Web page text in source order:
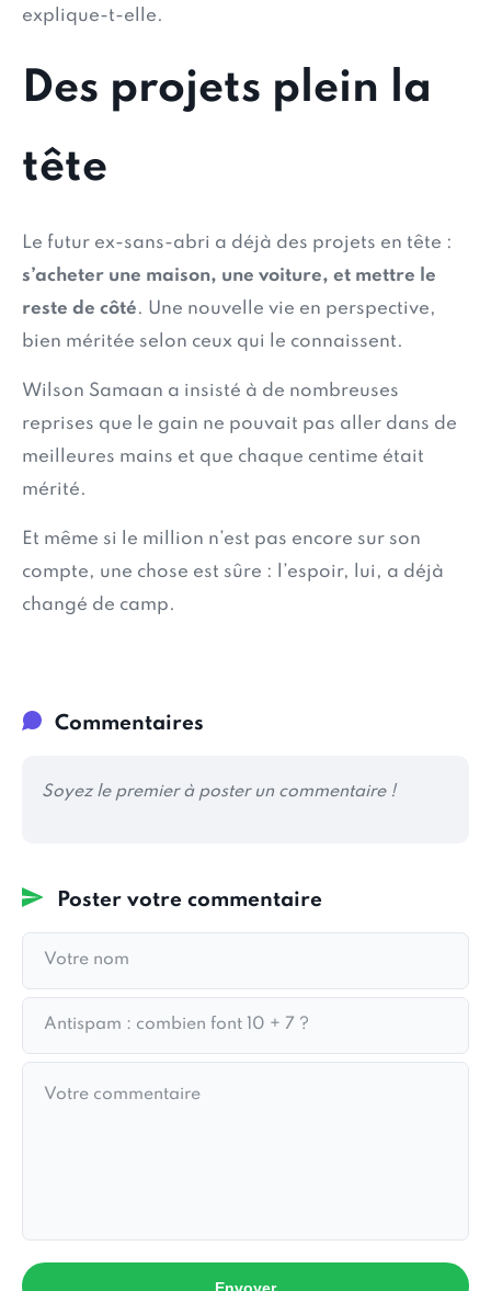
explique-t-elle.
Des projets plein la
tête
Le futur ex-sans-abri a déjà des projets en tête :
s’acheter une maison, une voiture, et mettre le
reste de côté. Une nouvelle vie en perspective,
bien méritée selon ceux qui le connaissent.
Wilson Samaan a insisté à de nombreuses
reprises que le gain ne pouvait pas aller dans de
meilleures mains et que chaque centime était
mérité.
Et même si le million n’est pas encore sur son
compte, une chose est sûre : l’espoir, lui, a déjà
changé de camp.
Commentaires
Soyez le premier à poster un commentaire !
Poster votre commentaire
Envoyer